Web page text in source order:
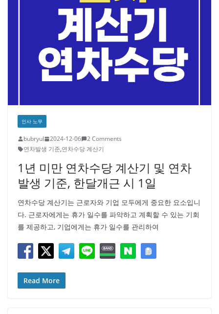
인사 노무
bubryul 2024-12-06
2 Comments
연차발생 기준,연차수당 계산기
1년 미만 연차수당 계산기 및 연차
발생 기준, 한달개근 시 1일
연차수당 계산기는 근로자와 기업 모두에게 중요한 요소입니
다. 근로자에게는 휴가 일수를 파악하고 계획할 수 있는 기회
를 제공하고, 기업에게는 휴가 일수를 관리하여
Read More